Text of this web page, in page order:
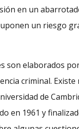
en un
un riesgo
son elaborados
criminal.
de
en 1961 y